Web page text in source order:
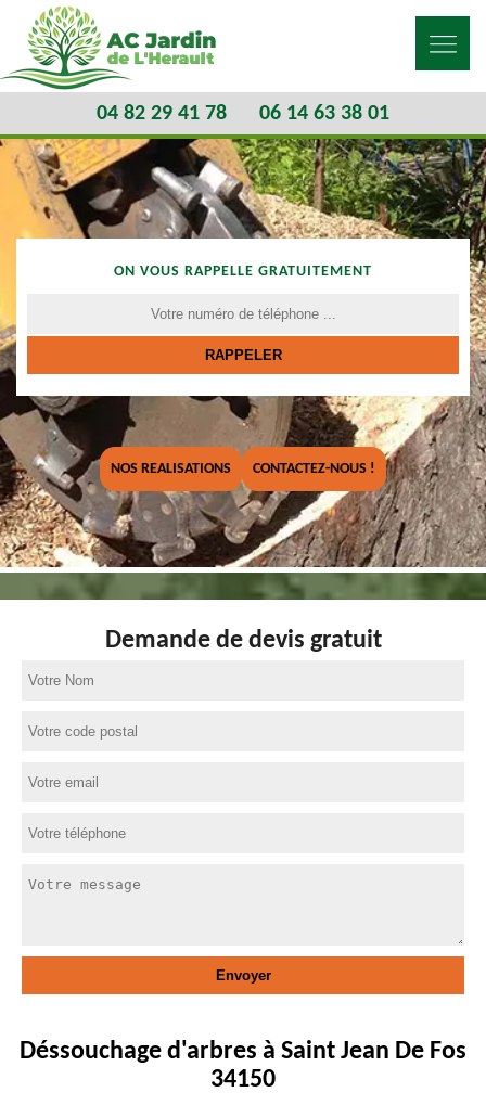
04 82 29 41 78 06 14 63 38 01
ON VOUS RAPPELLE GRATUITEMENT
NOS REALISATIONS CONTACTEZ-NOUS !
Demande de devis gratuit
Déssouchage d'arbres à Saint Jean De Fos
34150